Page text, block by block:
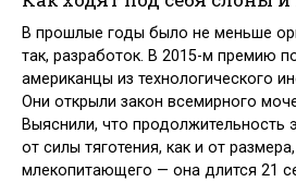
В прошлые годы было не меньше
так, разработок. В 2015-м премию
американцы из технологического
Они открыли закон всемирного
Выяснили, что продолжительность
от силы тяготения, как и от
млекопитающего — она длится 21